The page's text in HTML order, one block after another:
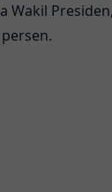
Wakil